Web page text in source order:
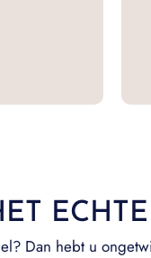
Dan hebt u